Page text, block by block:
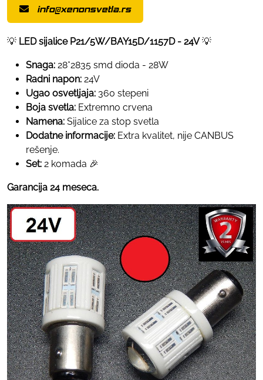
info@xenonsvetla.rs
💡 LED sijalice P21/5W/BAY15D/1157D - 24V💡
Snaga: 28*2835 smd dioda - 28W
Radni napon: 24V
Ugao osvetljaja: 360 stepeni
Boja svetla: Extremno crvena
Namena: Sijalice za stop svetla
Dodatne informacije: Extra kvalitet, nije CANBUS
rešenje.
Set: 2 komada 🎉
Garancija 24 meseca.